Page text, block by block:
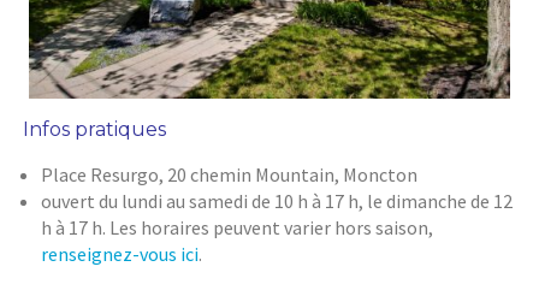
Infos pratiques
Place Resurgo, 20 chemin Mountain, Moncton
ouvert du lundi au samedi de 10 h à 17 h, le dimanche de 12
h à 17 h. Les horaires peuvent varier hors saison,
renseignez-vous ici.